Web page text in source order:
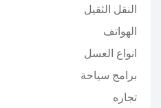
النقل الثقيل
الهواتف
انواع العسل
برامج سياحة
تجاره